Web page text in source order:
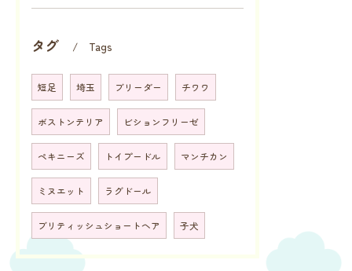
タグ Tags
短足 埼玉 ブリーダー チワワ
ボストンテリア ビションフリーゼ
ペキニーズ トイプードル マンチカン
ミヌエット ラグドール
ブリティッシュショートヘア 子犬